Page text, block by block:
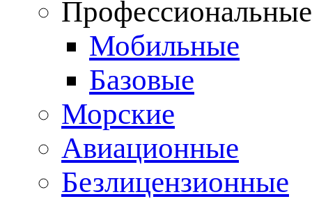
Мобильные
Базовые
Морские
Авиационные
Безлицензионные